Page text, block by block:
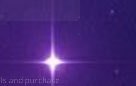
and purchase